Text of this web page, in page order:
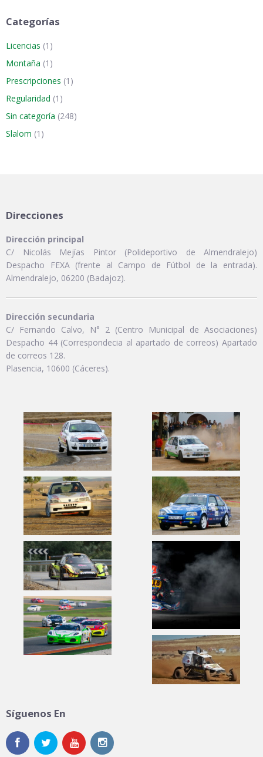
Categorías
Licencias (1)
Montaña (1)
Prescripciones (1)
Regularidad (1)
Sin categoría (248)
Slalom (1)
Direcciones
Dirección principal
C/ Nicolás Mejías Pintor (Polideportivo de Almendralejo)
Despacho FEXA (frente al Campo de Fútbol de la entrada).
Almendralejo, 06200 (Badajoz).
Dirección secundaria
C/ Fernando Calvo, N° 2 (Centro Municipal de Asociaciones)
Despacho 44 (Correspondecia al apartado de correos) Apartado
de correos 128.
Plasencia, 10600 (Cáceres).
Síguenos En